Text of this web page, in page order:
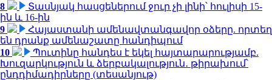
8
Տասնյակ հասցեներում ջուր չի լինի՝ հուլիսի 15-
ին և 16-ին
9
Հայաստանի ամենավտանգավոր օձերը. որտեղ
են դրանք ամենաշատը հանդիպում
10
Պուտինը հանդես է եկել հայտարարությամբ.
Խուզարկություն և ձերբակալություն․ թիրախում՝
ընդդիմադիրները (տեսանյութ)